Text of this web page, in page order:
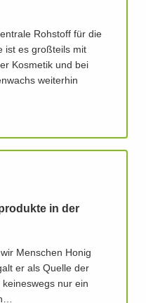
Rohstoff für die
ist es großteils mit
Kosmetik und bei
weiterhin
in der
Menschen Honig
er als Quelle der
nur ein